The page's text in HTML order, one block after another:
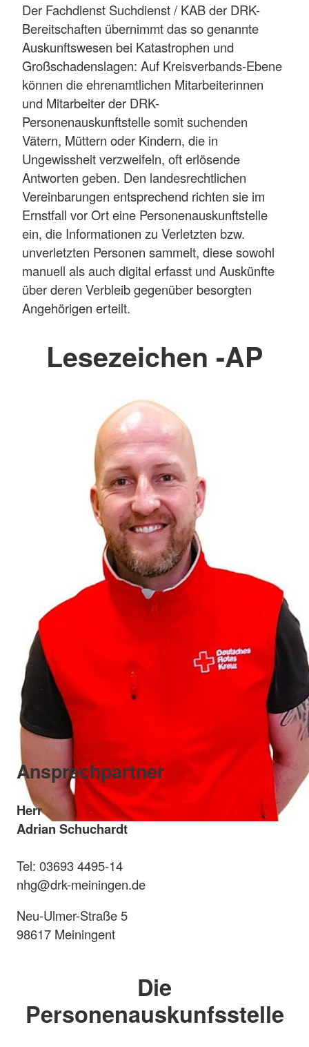
Der Fachdienst Suchdienst / KAB der DRK-
Bereitschaften übernimmt das so genannte
Auskunftswesen bei Katastrophen und
Großschadenslagen: Auf Kreisverbands-Ebene
können die ehrenamtlichen Mitarbeiterinnen
und Mitarbeiter der DRK-
Personenauskunftstelle somit suchenden
Vätern, Müttern oder Kindern, die in
Ungewissheit verzweifeln, oft erlösende
Antworten geben. Den landesrechtlichen
Vereinbarungen entsprechend richten sie im
Ernstfall vor Ort eine Personenauskunftstelle
ein, die Informationen zu Verletzten bzw.
unverletzten Personen sammelt, diese sowohl
manuell als auch digital erfasst und Auskünfte
über deren Verbleib gegenüber besorgten
Angehörigen erteilt.
Lesezeichen -AP
Ansprechpartner
Herr
Adrian Schuchardt
Tel: 03693 4495-14
nhg@drk-meiningen.de
Neu-Ulmer-Straße 5
98617 Meiningent
Die
Personenauskunfsstelle